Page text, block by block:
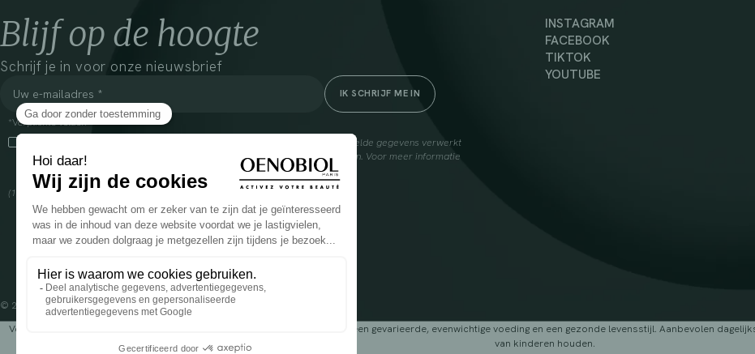
Blijf op de hoogte
Schrijf je in voor onze nieuwsbrief
*Verplichte velden
Door dit vakje aan te vinken, ga ik ermee akkoord dat Cooper(1) de verzamelde gegevens verwerkt
om mij commerciële informatie te sturen over zijn producten en aanbiedingen. Voor meer informatie
over het beheer van uw gegevens en uw rechten, klikhier
(1) Coopération pharmaceutique Française, RCS Melun 399 227 636
INSTAGRAM
FACEBOOK
TIKTOK
YOUTUBE
© 2024 OENOBIOL PARIS
Voedingssupplement dat moet worden geconsumeerd als onderdeel van een gevarieerde, evenwichtige voeding en een gezonde levensstijl. Aanbevolen
van kinderen houden.